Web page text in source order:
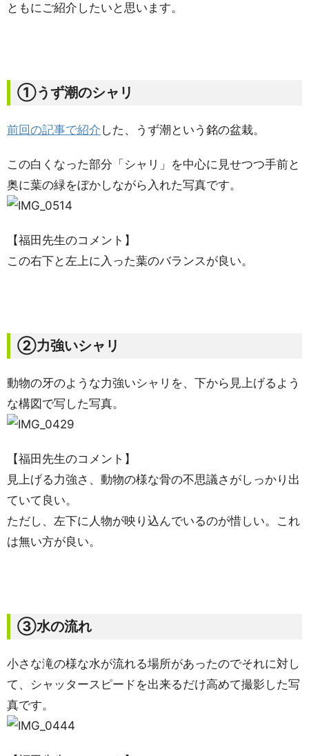
ともにご紹介したいと思います。
①うず潮のシャリ
前回の記事で紹介 した、うず潮という銘の盆栽。
この白くなった部分「シャリ」を中心に見せつつ手前と
奥に葉の緑をぼかしながら入れた写真です。
【福田先生のコメント】
この右下と左上に入った葉のバランスが良い。
②力強いシャリ
動物の牙のような力強いシャリを、下から見上げるよう
な構図で写した写真。
【福田先生のコメント】
見上げる力強さ、動物の様な骨の不思議さがしっかり出
ていて良い。
ただし、左下に人物が映り込んでいるのが惜しい。これ
は無い方が良い。
③水の流れ
小さな滝の様な水が流れる場所があったのでそれに対し
て、シャッタースピードを出来るだけ高めて撮影した写
真です。